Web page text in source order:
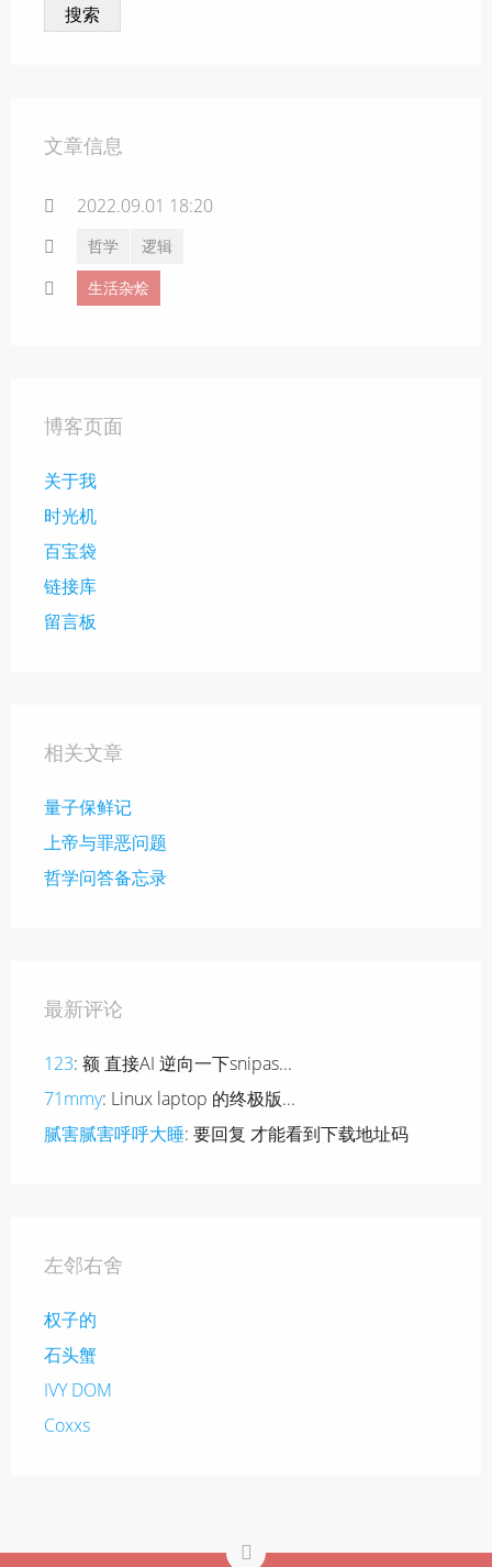
搜索
文章信息
2022.09.01 18:20
哲学
逻辑
生活杂烩
博客页面
关于我
时光机
百宝袋
链接库
留言板
相关文章
量子保鲜记
上帝与罪恶问题
哲学问答备忘录
最新评论
123: 额 直接AI 逆向一下snipas...
71mmy: Linux laptop 的终极版...
腻害腻害呼呼大睡: 要回复 才能看到下载地址码
左邻右舍
权子的
石头蟹
IVY DOM
Coxxs